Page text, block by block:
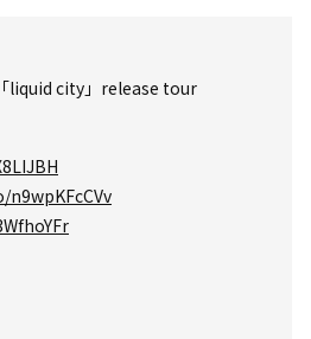
liquid city」release tour